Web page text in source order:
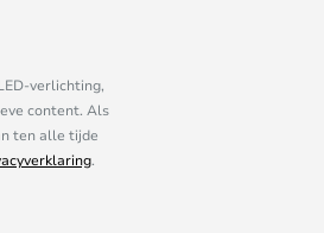
verlichting,
content. Als
ten alle tijde
.